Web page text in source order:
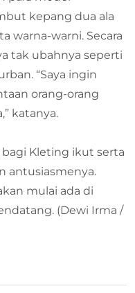
kepang dua ala
warna-warni. Secara
tak ubahnya seperti
“Saya ingin
orang-orang
katanya.
Kleting ikut serta
antusiasmenya.
mulai ada di
(Dewi Irma /